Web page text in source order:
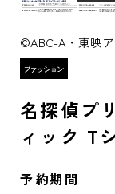
©ABC-A・東映
名探偵プ
ィック T
予約期間